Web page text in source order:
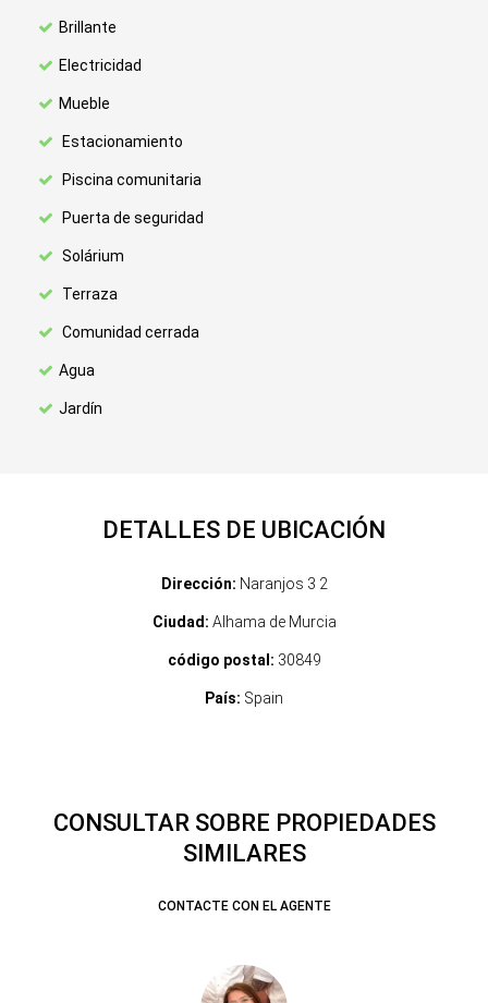
Brillante
Electricidad
Mueble
Estacionamiento
Piscina comunitaria
Puerta de seguridad
Solárium
Terraza
Comunidad cerrada
Agua
Jardín
DETALLES DE UBICACIÓN
Dirección: Naranjos 3 2
Ciudad: Alhama de Murcia
código postal: 30849
País: Spain
CONSULTAR SOBRE PROPIEDADES
SIMILARES
CONTACTE CON EL AGENTE